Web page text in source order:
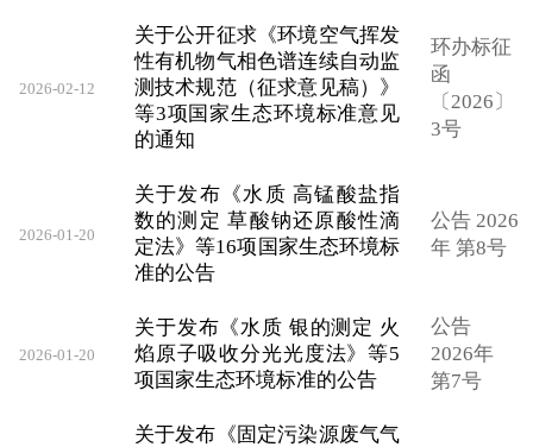
2026-02-12
关于公开征求《环境空气挥发
性有机物气相色谱连续自动监
测技术规范（征求意见稿）》
等3项国家生态环境标准意见
的通知
环办标征
函
〔2026〕
3号
2026-01-20
关于发布《水质 高锰酸盐指
数的测定 草酸钠还原酸性滴
定法》等16项国家生态环境标
准的公告
公告 2026
年 第8号
2026-01-20
关于发布《水质 银的测定 火
焰原子吸收分光光度法》等5
项国家生态环境标准的公告
公告
2026年
第7号
关于发布《固定污染源废气气